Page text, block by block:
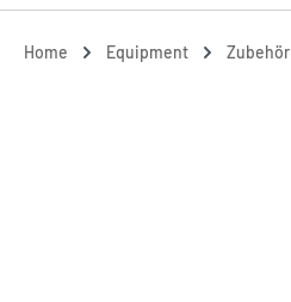
Home Equipment Zubehör